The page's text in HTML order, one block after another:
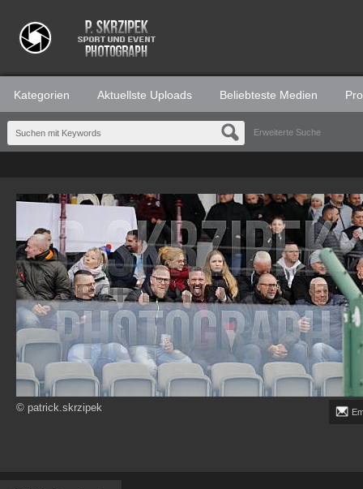
Kategorien Aktuellste Uploads Beliebteste Medien
Erweiterte Suche
© patrick.skrzipek